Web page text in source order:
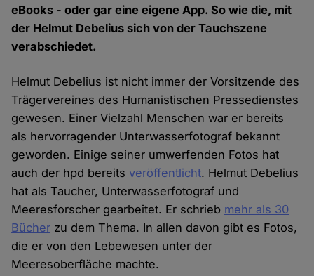
eBooks - oder gar eine eigene App. So wie die, mit
der Helmut Debelius sich von der Tauchszene
verabschiedet.
Helmut Debelius ist nicht immer der Vorsitzende des
Trägervereines des Humanistischen Pressedienstes
gewesen. Einer Vielzahl Menschen war er bereits
als hervorragender Unterwasserfotograf bekannt
geworden. Einige seiner umwerfenden Fotos hat
auch der hpd bereitsveröffentlicht. Helmut Debelius
hat als Taucher, Unterwasserfotograf und
Meeresforscher gearbeitet. Er schrieb mehr als 30
Bücher zu dem Thema. In allen davon gibt es Fotos,
die er von den Lebewesen unter der
Meeresoberfläche machte.